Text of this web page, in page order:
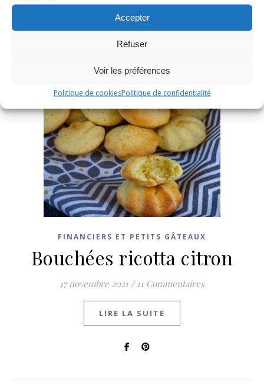
Accepter
Refuser
Voir les préférences
Politique de cookiesPolitique de confidentialité
FINANCIERS ET PETITS GÂTEAUX
Bouchées ricotta citron
17 novembre 2021 / 11 Commentaires
LIRE LA SUITE